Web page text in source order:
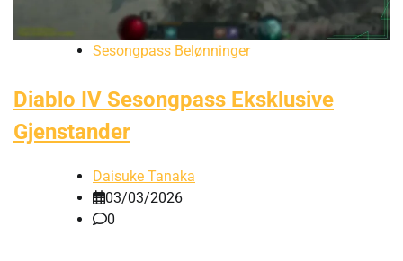
Sesongpass Belønninger
Diablo IV Sesongpass Eksklusive
Gjenstander
Daisuke Tanaka
03/03/2026
0